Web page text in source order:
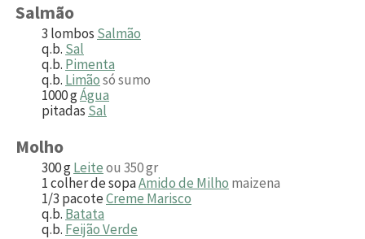
Salmão
3 lombos Salmão
q.b. Sal
q.b. Pimenta
q.b. Limãosó sumo
1000gÁgua
pitadas Sal
Molho
300gLeiteou 350 gr
1colher de sopaAmido de Milho maizena
1/3 pacoteCreme Marisco
q.b. Batata
q.b. Feijão Verde